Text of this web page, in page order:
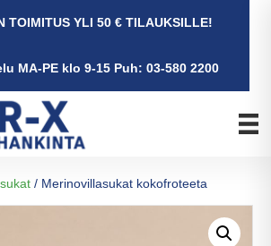
TOIMITUS YLI 50 € TILAUKSILLE!
MA-PE klo 9-15 Puh: 03-580 2200
/ Merinovillasukat kokofroteeta